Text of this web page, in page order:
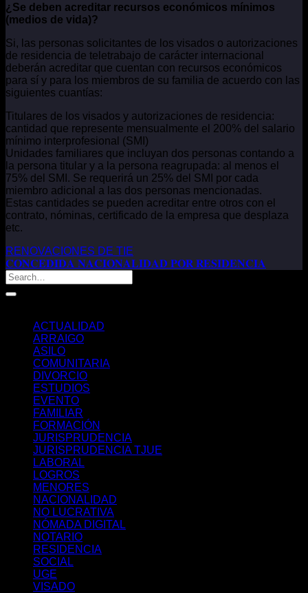
¿Se deben acreditar recursos económicos mínimos
(medios de vida)?
Si, las personas solicitantes de los visados o autorizaciones
de residencia de teletrabajo de carácter internacional
deberán acreditar que cuentan con recursos económicos
para sí y para los miembros de su familia de acuerdo con las
siguientes cuantías:
Titulares de los visados y autorizaciones de residencia:
cantidad que represente mensualmente el 200% del salario
mínimo interprofesional (SMI)
Unidades familiares que incluyan dos personas contando a
la persona titular y a la persona reagrupada: al menos el
75% del SMI. Se requerirá un 25% del SMI por cada
miembro adicional a las dos personas mencionadas.
Estas cantidades se pueden acreditar entre otros con el
contrato, nóminas, certificado de la empresa que desplaza
etc.
RENOVACIONES DE TIE
𝐂𝐎𝐍𝐂𝐄𝐃𝐈𝐃𝐀 𝐍𝐀𝐂𝐈𝐎𝐍𝐀𝐋𝐈𝐃𝐀𝐃 𝐏𝐎𝐑 𝐑𝐄𝐒𝐈𝐃𝐄𝐍𝐂𝐈𝐀
ACTUALIDAD
ARRAIGO
ASILO
COMUNITARIA
DIVORCIO
ESTUDIOS
EVENTO
FAMILIAR
FORMACIÓN
JURISPRUDENCIA
JURISPRUDENCIA TJUE
LABORAL
LOGROS
MENORES
NACIONALIDAD
NO LUCRATIVA
NÓMADA DIGITAL
NOTARIO
RESIDENCIA
SOCIAL
UGE
VISADO